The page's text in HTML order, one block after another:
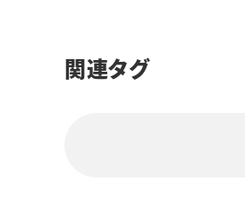
関連タグ